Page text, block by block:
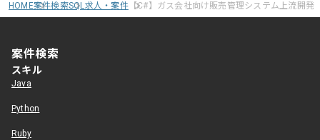
HOME案件検索SQL求人・案件【C#】ガス会社向け販売管理システム上流開発
案件検索
スキル
Java
Python
Ruby